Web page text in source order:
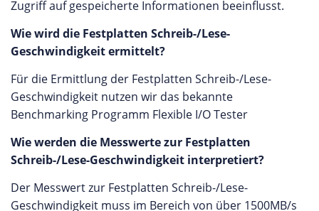
Zugriff auf gespeicherte Informationen beeinflusst.
Wie wird die Festplatten Schreib-/Lese-
Geschwindigkeit ermittelt?
Für die Ermittlung der Festplatten Schreib-/Lese-
Geschwindigkeit nutzen wir das bekannte
Benchmarking Programm Flexible I/O Tester
Wie werden die Messwerte zur Festplatten
Schreib-/Lese-Geschwindigkeit interpretiert?
Der Messwert zur Festplatten Schreib-/Lese-
Geschwindigkeit muss im Bereich von über 1500MB/s